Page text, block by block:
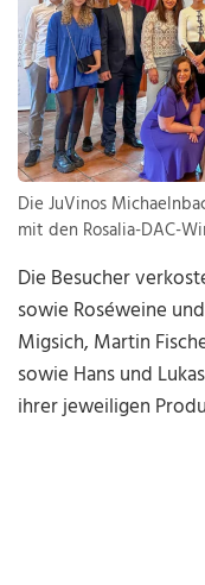
Die JuVinos
mit den Rosalia-DAC-
Die Besucher
sowie Roséweine
Migsich, Martin
sowie Hans und
ihrer jeweiligen